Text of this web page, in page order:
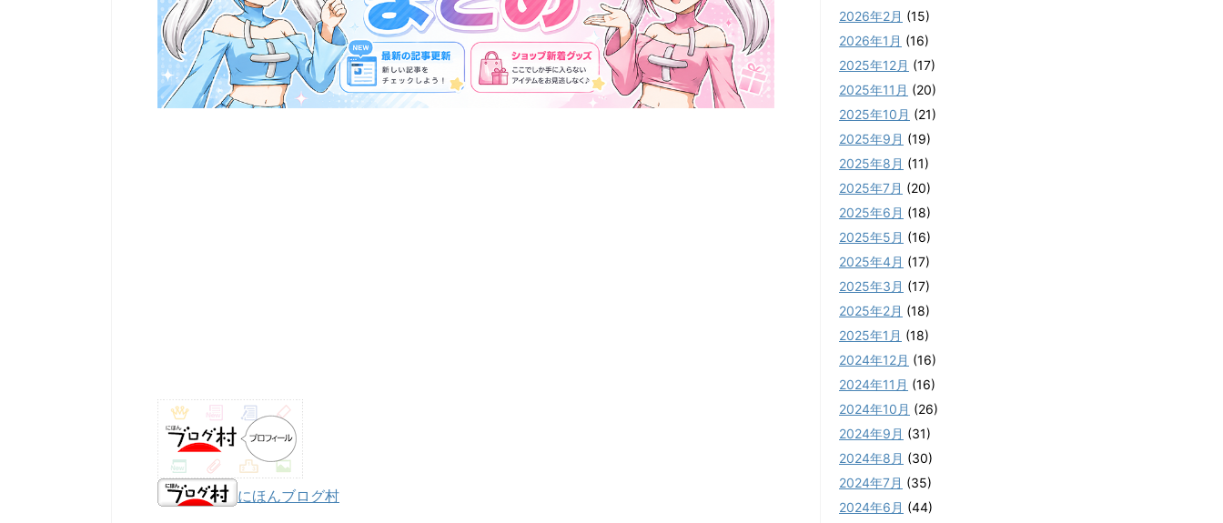
にほんブログ村
2026年2月 (15)
2026年1月 (16)
2025年12月 (17)
2025年11月 (20)
2025年10月 (21)
2025年9月 (19)
2025年8月 (11)
2025年7月 (20)
2025年6月 (18)
2025年5月 (16)
2025年4月 (17)
2025年3月 (17)
2025年2月 (18)
2025年1月 (18)
2024年12月 (16)
2024年11月 (16)
2024年10月 (26)
2024年9月 (31)
2024年8月 (30)
2024年7月 (35)
2024年6月 (44)